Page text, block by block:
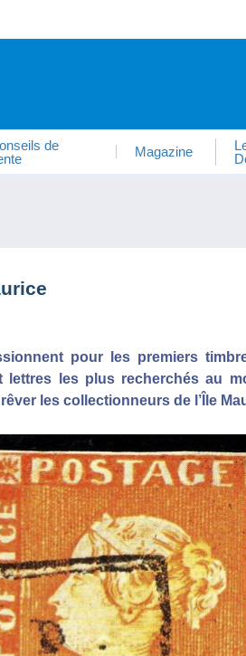
de
Magazine
pour les premiers
lettres les plus recherchés au
les collectionneurs de l’Île